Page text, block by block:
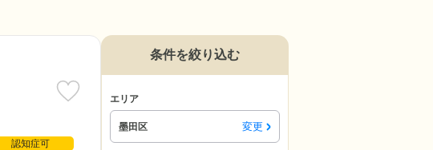
認知症可
条件を絞り込む
エリア
墨田区 変更